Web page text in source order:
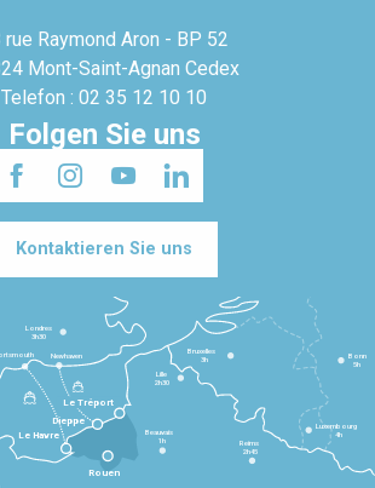
rue Raymond Aron - BP 52
Mont-Saint-Agnan Cedex
Telefon : 02 35 12 10 10
Folgen Sie uns
Kontaktieren Sie uns
Le Havre
Dieppe
Le Tréport
Beauvais
1h
Reims
2h45
Lille
2h30
Bruxelles
3h
Londres
3h30
Newhaven
Bonn
5h
Luxembourg
4h
Rouen